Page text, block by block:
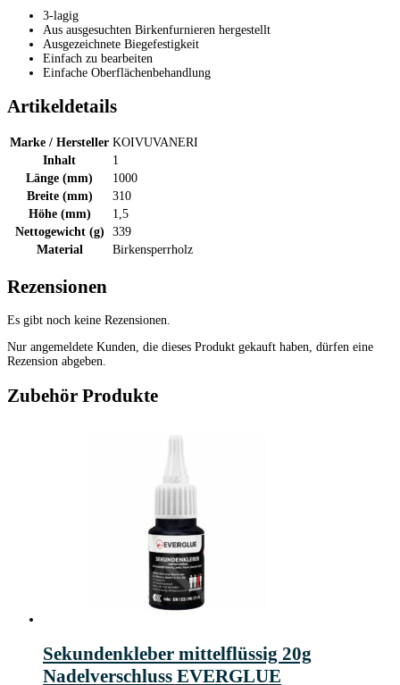
3-lagig
Aus ausgesuchten Birkenfurnieren hergestellt
Ausgezeichnete Biegefestigkeit
Einfach zu bearbeiten
Einfache Oberflächenbehandlung
Artikeldetails
Marke / Hersteller KOIVUVANERI
Inhalt
1
Länge (mm)
1000
Breite (mm)
310
Höhe (mm)
1,5
Nettogewicht (g)
339
Material
Birkensperrholz
Rezensionen
Es gibt noch keine Rezensionen.
Nur angemeldete Kunden, die dieses Produkt gekauft haben, dürfen eine
Rezension abgeben.
Zubehör Produkte
Sekundenkleber mittelflüssig 20g
Nadelverschluss EVERGLUE